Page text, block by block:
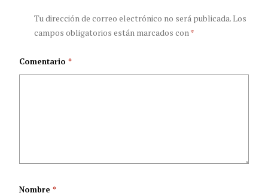
avanzar en el cerebro humano
Tu dirección de correo electrónico no será publicada.Los
campos obligatorios están marcados con *
Comentario*
Nombre*